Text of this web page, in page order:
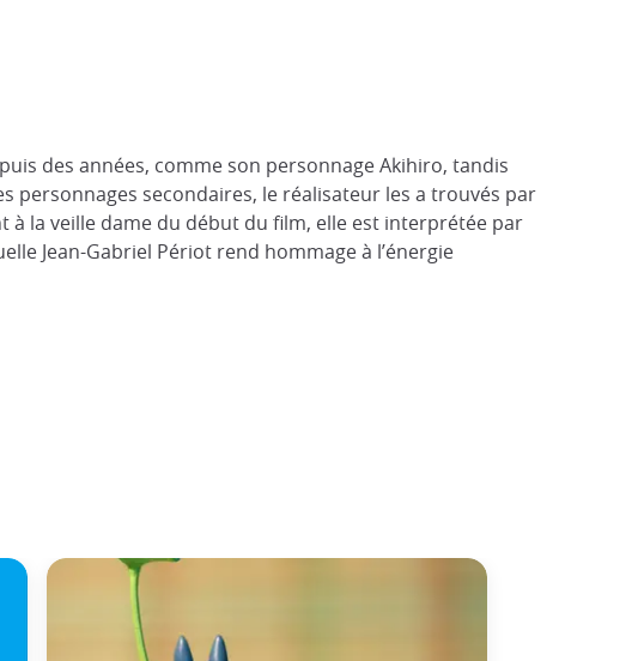
des années, comme son personnage Akihiro, tandis
personnages secondaires, le réalisateur les a trouvés par
à la veille dame du début du film, elle est interprétée par
Jean-Gabriel Périot rend hommage à l’énergie